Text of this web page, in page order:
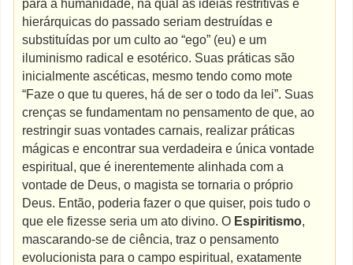
para a humanidade, na qual as ideias restritivas e
hierárquicas do passado seriam destruídas e
substituídas por um culto ao “ego” (eu) e um
iluminismo radical e esotérico. Suas práticas são
inicialmente ascéticas, mesmo tendo como mote
“Faze o que tu queres, há de ser o todo da lei”. Suas
crenças se fundamentam no pensamento de que, ao
restringir suas vontades carnais, realizar práticas
mágicas e encontrar sua verdadeira e única vontade
espiritual, que é inerentemente alinhada com a
vontade de Deus, o magista se tornaria o próprio
Deus. Então, poderia fazer o que quiser, pois tudo o
que ele fizesse seria um ato divino. O Espiritismo,
mascarando-se de ciência, traz o pensamento
evolucionista para o campo espiritual, exatamente